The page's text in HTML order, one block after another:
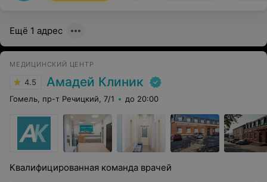
Ещё 1 адрес
МЕДИЦИНСКИЙ ЦЕНТР
4.5 Амадей Клиник
Гомель, пр-т Речицкий, 7/1 до 20:00
Квалифицированная команда врачей